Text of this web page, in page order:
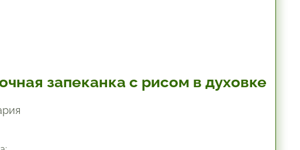
запеканка с рисом в духовке